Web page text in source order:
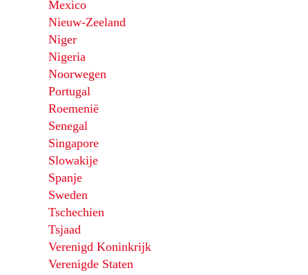
Mexico
Nieuw-Zeeland
Niger
Nigeria
Noorwegen
Portugal
Roemenië
Senegal
Singapore
Slowakije
Spanje
Sweden
Tschechien
Tsjaad
Verenigd Koninkrijk
Verenigde Staten